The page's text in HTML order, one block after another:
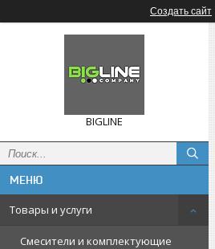
Создать сайт
BIGLINE
Товары и услуги
Смесители и комплектующие